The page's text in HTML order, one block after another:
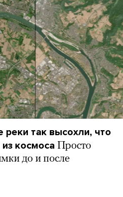
реки так высохли, что
космоса Просто
до и после